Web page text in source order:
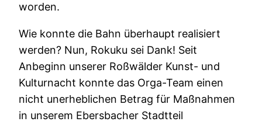
worden.
Wie konnte die Bahn überhaupt realisiert
werden? Nun, Rokuku sei Dank! Seit
Anbeginn unserer Roßwälder Kunst- und
Kulturnacht konnte das Orga-Team einen
nicht unerheblichen Betrag für Maßnahmen
in unserem Ebersbacher Stadtteil